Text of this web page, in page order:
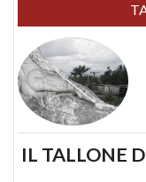
IL TALLONE